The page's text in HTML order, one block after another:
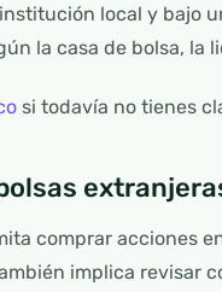
local y bajo
la casa de bolsa, la
si todavía no tienes
comprar acciones
implica revisar